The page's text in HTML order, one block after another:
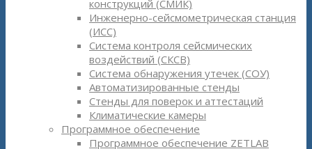
конструкций (СМИК)
Инженерно-сейсмометрическая станция
(ИСС)
Система контроля сейсмических
воздействий (СКСВ)
Система обнаружения утечек (СОУ)
Автоматизированные стенды
Стенды для поверок и аттестаций
Климатические камеры
Программное обеспечение
Программное обеспечение ZETLAB